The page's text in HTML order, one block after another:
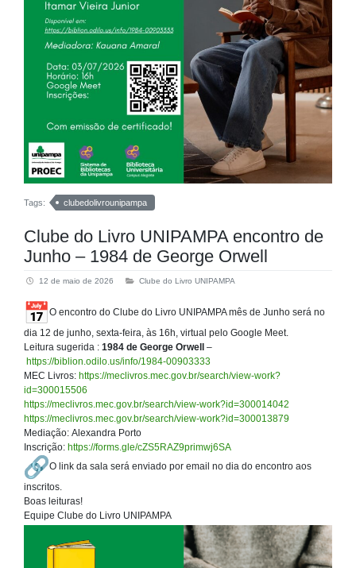
Tags: clubedolivrounipampa
Clube do Livro UNIPAMPA encontro de
Junho – 1984 de George Orwell
12 de maio de 2026 Clube do Livro UNIPAMPA
O encontro do Clube do Livro UNIPAMPA mês de Junho será no
dia 12 de junho, sexta-feira, às 16h, virtual pelo Google Meet.
Leitura sugerida : 1984 de George Orwell –
https://biblion.odilo.us/info/1984-00903333
MEC Livros: https://meclivros.mec.gov.br/search/view-work?
id=300015506
https://meclivros.mec.gov.br/search/view-work?id=300014042
https://meclivros.mec.gov.br/search/view-work?id=300013879
Mediação: Alexandra Porto
Inscrição: https://forms.gle/cZS5RAZ9primwj6SA
O link da sala será enviado por email no dia do encontro aos
inscritos.
Boas leituras!
Equipe Clube do Livro UNIPAMPA